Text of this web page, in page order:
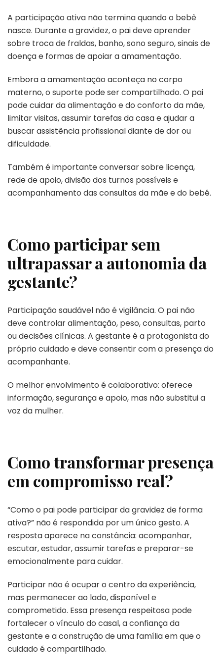
A participação ativa não termina quando o bebê
nasce. Durante a gravidez, o pai deve aprender
sobre troca de fraldas, banho, sono seguro, sinais de
doença e formas de apoiar a amamentação.
Embora a amamentação aconteça no corpo
materno, o suporte pode ser compartilhado. O pai
pode cuidar da alimentação e do conforto da mãe,
limitar visitas, assumir tarefas da casa e ajudar a
buscar assistência profissional diante de dor ou
dificuldade.
Também é importante conversar sobre licença,
rede de apoio, divisão dos turnos possíveis e
acompanhamento das consultas da mãe e do bebê.
Como participar sem
ultrapassar a autonomia da
gestante?
Participação saudável não é vigilância. O pai não
deve controlar alimentação, peso, consultas, parto
ou decisões clínicas. A gestante é a protagonista do
próprio cuidado e deve consentir com a presença do
acompanhante.
O melhor envolvimento é colaborativo: oferece
informação, segurança e apoio, mas não substitui a
voz da mulher.
Como transformar presença
em compromisso real?
“Como o pai pode participar da gravidez de forma
ativa?” não é respondida por um único gesto. A
resposta aparece na constância: acompanhar,
escutar, estudar, assumir tarefas e preparar-se
emocionalmente para cuidar.
Participar não é ocupar o centro da experiência,
mas permanecer ao lado, disponível e
comprometido. Essa presença respeitosa pode
fortalecer o vínculo do casal, a confiança da
gestante e a construção de uma família em que o
cuidado é compartilhado.